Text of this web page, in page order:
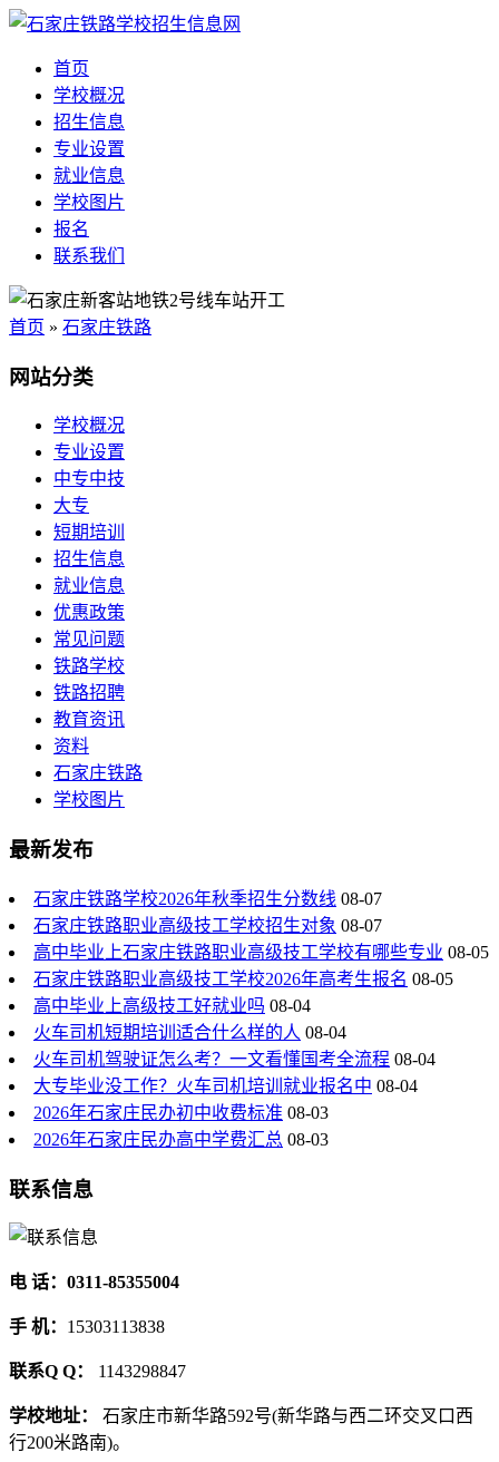
首页
学校概况
招生信息
专业设置
就业信息
学校图片
报名
联系我们
首页 » 石家庄铁路
网站分类
学校概况
专业设置
中专中技
大专
短期培训
招生信息
就业信息
优惠政策
常见问题
铁路学校
铁路招聘
教育资讯
资料
石家庄铁路
学校图片
最新发布
石家庄铁路学校2026年秋季招生分数线 08-07
石家庄铁路职业高级技工学校招生对象 08-07
高中毕业上石家庄铁路职业高级技工学校有哪些专业 08-05
石家庄铁路职业高级技工学校2026年高考生报名 08-05
高中毕业上高级技工好就业吗 08-04
火车司机短期培训适合什么样的人 08-04
火车司机驾驶证怎么考？一文看懂国考全流程 08-04
大专毕业没工作？火车司机培训就业报名中 08-04
2026年石家庄民办初中收费标准 08-03
2026年石家庄民办高中学费汇总 08-03
联系信息
电 话：0311-85355004
手 机： 15303113838
联系Q Q： 1143298847
学校地址： 石家庄市新华路592号(新华路与西二环交叉口西
行200米路南)。